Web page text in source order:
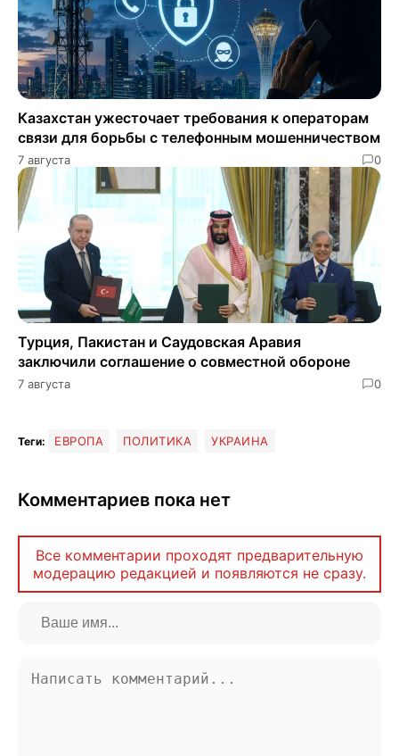
Казахстан ужесточает требования к операторам
связи для борьбы с телефонным мошенничеством
7 августа 0
Турция, Пакистан и Саудовская Аравия
заключили соглашение о совместной обороне
7 августа 0
Теги: ЕВРОПА ПОЛИТИКА УКРАИНА
Комментариев пока нет
Все комментарии проходят предварительную
модерацию редакцией и появляются не сразу.